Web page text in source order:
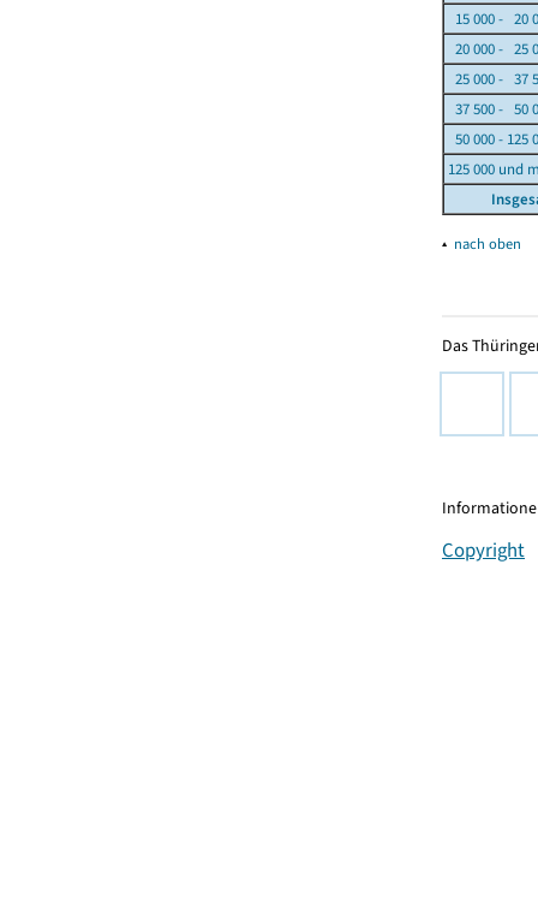
15 000 - 20
20 000 - 25
25 000 - 37
37 500 - 50
50 000 - 125
125 000 und
▴ nach oben
Das
Copyright